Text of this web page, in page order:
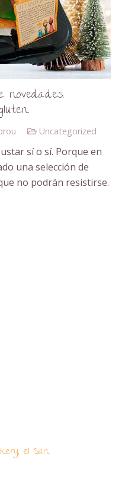
Uncategorized
sí o sí. Porque en
una selección de
no podrán resistirse.
el San